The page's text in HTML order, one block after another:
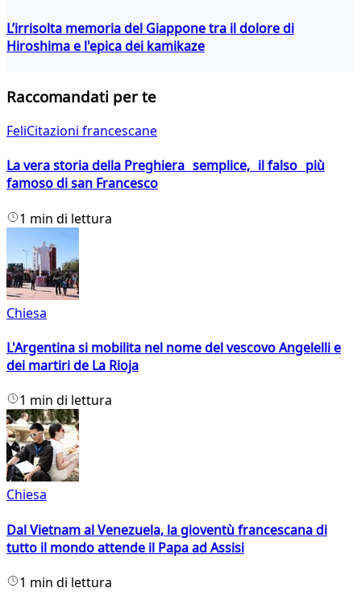
L’irrisolta memoria del Giappone tra il dolore di
Hiroshima e l'epica dei kamikaze
Raccomandati per te
FeliCitazioni francescane
La vera storia della Preghiera semplice, il falso più
famoso di san Francesco
1 min di lettura
Chiesa
L'Argentina si mobilita nel nome del vescovo Angelelli e
dei martiri de La Rioja
1 min di lettura
Chiesa
Dal Vietnam al Venezuela, la gioventù francescana di
tutto il mondo attende il Papa ad Assisi
1 min di lettura